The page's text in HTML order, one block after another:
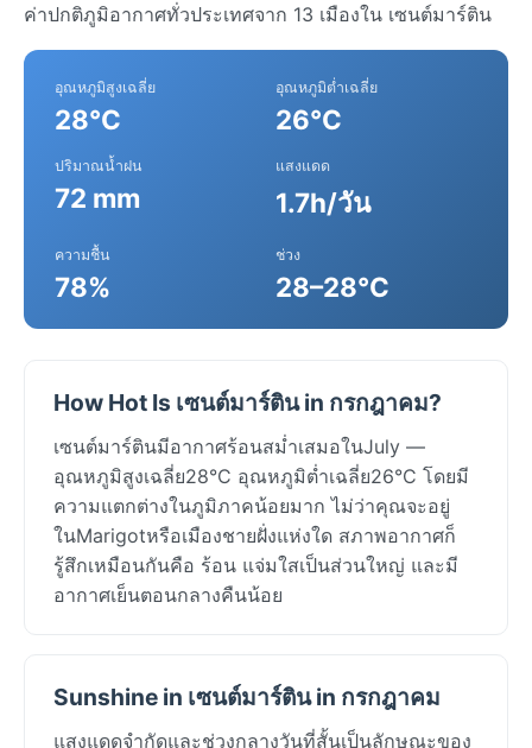
ค่าปกติภูมิอากาศทั่วประเทศจาก 13 เมืองใน เซนต์มาร์ติน
อุณหภูมิสูงเฉลี่ย
28°C
อุณหภูมิต่ำเฉลี่ย
26°C
ปริมาณน้ำฝน
72 mm
แสงแดด
1.7h/วัน
ความชื้น
78%
ช่วง
28–28°C
How Hot Is เซนต์มาร์ติน in กรกฎาคม?
เซนต์มาร์ตินมีอากาศร้อนสม่ำเสมอในJuly —
อุณหภูมิสูงเฉลี่ย28°C อุณหภูมิต่ำเฉลี่ย26°C โดยมี
ความแตกต่างในภูมิภาคน้อยมาก ไม่ว่าคุณจะอยู่
ในMarigotหรือเมืองชายฝั่งแห่งใด สภาพอากาศก็
รู้สึกเหมือนกันคือ ร้อน แจ่มใสเป็นส่วนใหญ่ และมี
อากาศเย็นตอนกลางคืนน้อย
Sunshine in เซนต์มาร์ติน in กรกฎาคม
แสงแดดจำกัดและช่วงกลางวันที่สั้นเป็นลักษณะของ